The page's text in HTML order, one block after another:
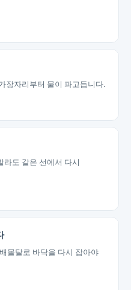
장자리부터 물이 파고듭니다.
라도 같은 선에서 다시
몰탈로 바닥을 다시 잡아야